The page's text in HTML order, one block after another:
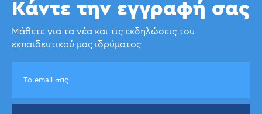
Κάντε την εγγραφή σας
Μάθετε για τα νέα και τις εκδηλώσεις του
εκπαιδευτικού μας ιδρύματος